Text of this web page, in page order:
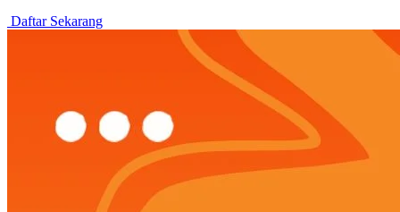
Daftar Sekarang